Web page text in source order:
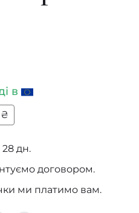
в
₴
28 дн.
договором.
ми платимо вам.